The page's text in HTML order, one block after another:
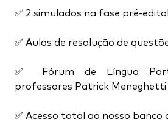
✅ 2 simulados na fase pré-edital
✅ Aulas de resolução de
✅ Fórum de Língua
professores Patrick
✅ Acesso total ao nosso banco